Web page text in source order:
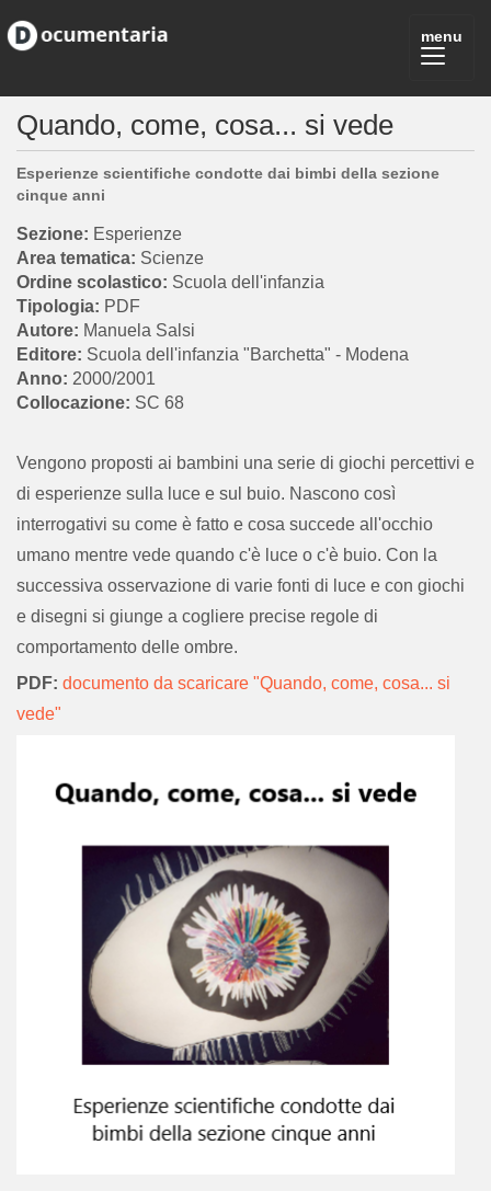
Quando, come, cosa... si vede
Esperienze scientifiche condotte dai bimbi della sezione
cinque anni
Esperienze
Scienze
Scuola dell'infanzia
PDF
Manuela Salsi
Scuola dell'infanzia "Barchetta" - Modena
2000/2001
SC 68
Vengono proposti ai bambini una serie di giochi percettivi e
di esperienze sulla luce e sul buio. Nascono così
interrogativi su come è fatto e cosa succede all'occhio
umano mentre vede quando c'è luce o c'è buio. Con la
successiva osservazione di varie fonti di luce e con giochi
e disegni si giunge a cogliere precise regole di
comportamento delle ombre.
PDF: documento da scaricare "Quando, come, cosa... si
vede"